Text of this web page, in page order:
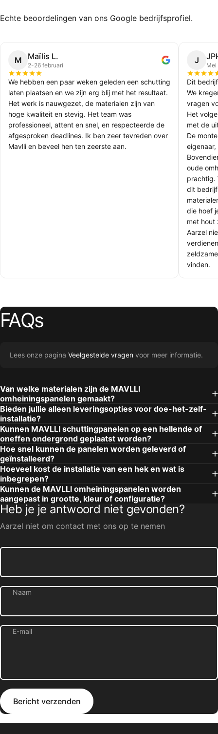
Echte beoordelingen van ons Google bedrijfsprofiel.
M Maïlis L.
2-26 februari
We hebben een paar weken geleden een schutting
laten plaatsen en we zijn erg blij met het resultaat.
Het werk is nauwgezet, de materialen zijn van
hoge kwaliteit en stevig. Het team was
professioneel, attent en snel, en respecteerde de
afgesproken deadlines. Ik ben zeer tevreden over
Mavlli en beveel hen ten zeerste aan.
J
Dit
We
vragen
Het
met de
De
oude
prachtig.
dit
die hoef
met hout
Aarzel
vinden.
FAQs
Lees onze pagina Veelgestelde vragen voor meer informatie.
Van welke materialen zijn de MAVLLI
omheiningspanelen gemaakt?
Bieden jullie alleen leveringsopties voor doe-het-zelf-
installatie?
Kunnen MAVLLI schuttingpanelen op een hellende of
oneffen ondergrond geplaatst worden?
Hoe snel kunnen de panelen worden geleverd of
geïnstalleerd?
Hoeveel kost de installatie van een hek en wat is
inbegrepen?
Kunnen de MAVLLI omheiningspanelen worden
aangepast in grootte, kleur of configuratie?
Heb je je antwoord niet gevonden?
Aarzel niet om contact met ons op te nemen
Naam
E-mail
Bericht verzenden
Bericht verzenden